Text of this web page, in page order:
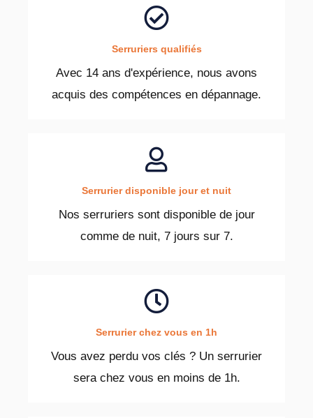
Serruriers qualifiés
Avec 14 ans d'expérience, nous avons
acquis des compétences en dépannage.
Serrurier disponible jour et nuit
Nos serruriers sont disponible de jour
comme de nuit, 7 jours sur 7.
Serrurier chez vous en 1h
Vous avez perdu vos clés ? Un serrurier
sera chez vous en moins de 1h.